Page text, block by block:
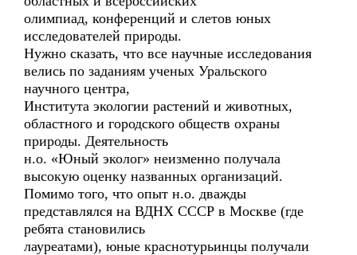
олимпиад, конференций и слетов юных
исследователей природы.
Нужно сказать, что все научные исследования
велись по заданиям ученых Уральского
научного центра,
Института экологии растений и животных,
областного и городского обществ охраны
природы. Деятельность
н.о. «Юный эколог» неизменно получала
высокую оценку названных организаций.
Помимо того, что опыт н.о. дважды
представлялся на ВДНХ СССР в Москве (где
ребята становились
лауреатами), юные краснотурьинцы получали